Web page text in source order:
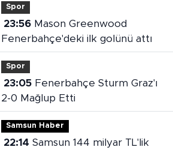
Spor
23:56Mason Greenwood
Fenerbahçe'deki ilk golünü attı
Spor
23:05Fenerbahçe Sturm Graz'ı
2-0 Mağlup Etti
Samsun Haber
22:14